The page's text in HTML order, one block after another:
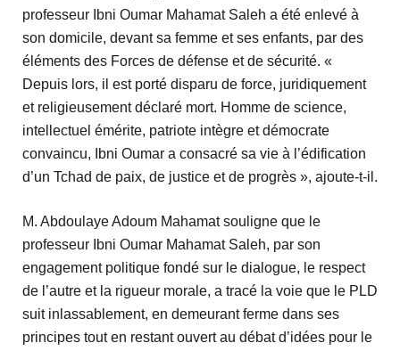
professeur Ibni Oumar Mahamat Saleh a été enlevé à
son domicile, devant sa femme et ses enfants, par des
éléments des Forces de défense et de sécurité. «
Depuis lors, il est porté disparu de force, juridiquement
et religieusement déclaré mort. Homme de science,
intellectuel émérite, patriote intègre et démocrate
convaincu, Ibni Oumar a consacré sa vie à l’édification
d’un Tchad de paix, de justice et de progrès », ajoute-t-il.
M. Abdoulaye Adoum Mahamat souligne que le
professeur Ibni Oumar Mahamat Saleh, par son
engagement politique fondé sur le dialogue, le respect
de l’autre et la rigueur morale, a tracé la voie que le PLD
suit inlassablement, en demeurant ferme dans ses
principes tout en restant ouvert au débat d’idées pour le